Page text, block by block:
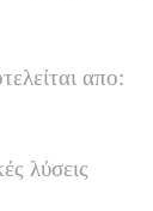
απο:
λύσεις